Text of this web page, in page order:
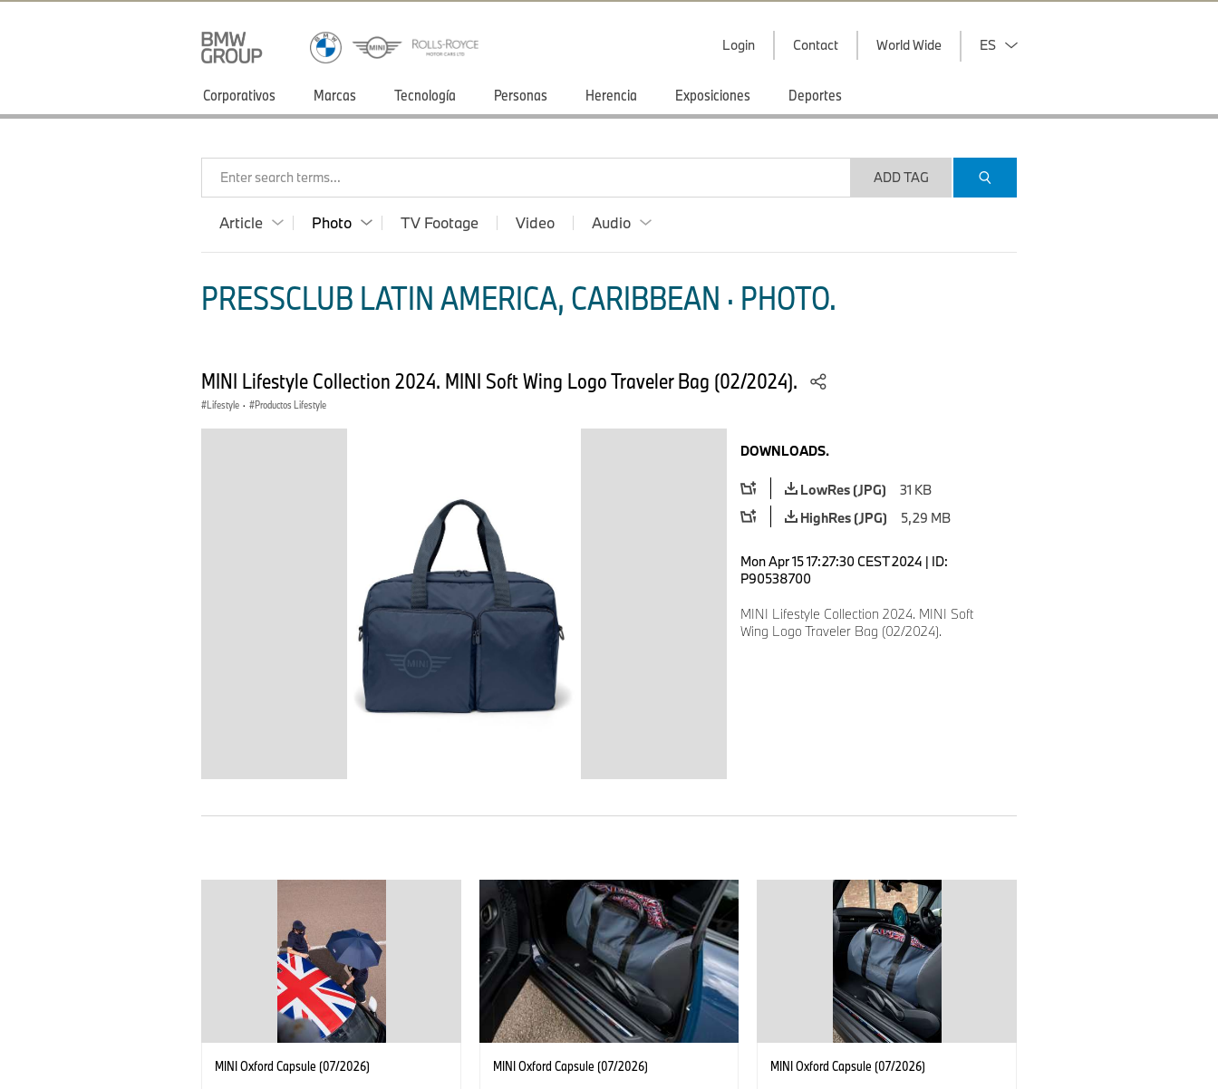
Login Contact World Wide ES
Corporativos Marcas Tecnología Personas Herencia Exposiciones Deportes
Enter search terms... ADD TAG
Article Photo TV Footage Video Audio
PRESSCLUB LATIN AMERICA, CARIBBEAN · PHOTO.
MINI Lifestyle Collection 2024. MINI Soft Wing Logo Traveler Bag (02/2024).
Lifestyle · Productos Lifestyle
DOWNLOADS.
LowRes (JPG)
31 KB
HighRes (JPG)
5,29 MB
Mon Apr 15 17:27:30 CEST 2024 | ID:
P90538700
MINI Lifestyle Collection 2024. MINI Soft
Wing Logo Traveler Bag (02/2024).
MINI Oxford Capsule (07/2026) MINI Oxford Capsule (07/2026) MINI Oxford Capsule (07/2026)